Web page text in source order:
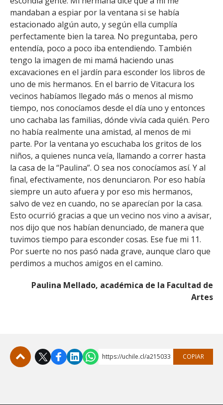
mandaban a espiar por la ventana si se había
estacionado algún auto, y según ella cumplía
perfectamente bien la tarea. No preguntaba, pero
entendía, poco a poco iba entendiendo. También
tengo la imagen de mi mamá haciendo unas
excavaciones en el jardín para esconder los libros de
uno de mis hermanos. En el barrio de Vitacura los
vecinos habíamos llegado más o menos al mismo
tiempo, nos conocíamos desde el día uno y entonces
uno cachaba las familias, dónde vivía cada quién. Pero
no había realmente una amistad, al menos de mi
parte. Por la ventana yo escuchaba los gritos de los
niños, a quienes nunca veía, llamando a correr hasta
la casa de la “Paulina”. O sea nos conocíamos así. Y al
final, efectivamente, nos denunciaron. Por eso había
siempre un auto afuera y por eso mis hermanos,
salvo de vez en cuando, no se aparecían por la casa.
Esto ocurrió gracias a que un vecino nos vino a avisar,
nos dijo que nos habían denunciado, de manera que
tuvimos tiempo para esconder cosas. Ese fue mi 11.
Por suerte no nos pasó nada grave, aunque claro que
perdimos a muchos amigos en el camino.
Paulina Mellado, académica de la Facultad de
Artes
https://uchile.cl/a215033 COPIAR